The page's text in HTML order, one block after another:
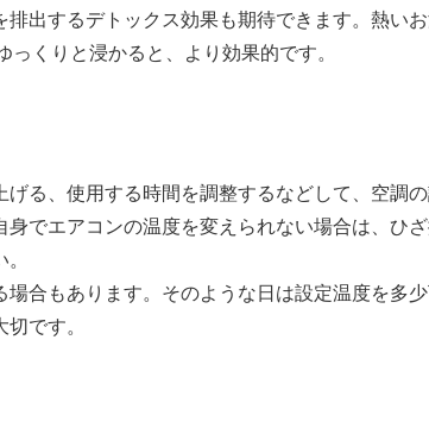
出するデトックス効果も期待できます。熱いお
くりと浸かると、より効果的です。
る、使用する時間を調整するなどして、空調
身でエアコンの温度を変えられない場合は、ひ
合もあります。そのような日は設定温度を多少
です。